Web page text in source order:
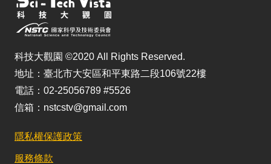
科技大觀園 ©2020 All Rights Reserved.
地址：臺北市大安區和平東路二段106號22樓
電話：02-25056789 #5526
信箱：nstcstv@gmail.com
隱私權保護政策
服務條款